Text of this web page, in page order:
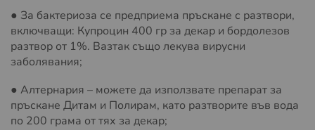
● За бактериоза се предприема пръскане с разтвори,
включващи: Купроцин 400 гр за декар и бордолезов
разтвор от 1%. Вазтак също лекува вирусни
заболявания;
● Алтернария – можете да използвате препарат за
пръскане Дитам и Полирам, като разтворите във вода
по 200 грама от тях за декар;